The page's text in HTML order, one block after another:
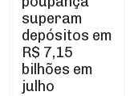
superam
depósitos em
R$ 7,15
bilhões em
julho